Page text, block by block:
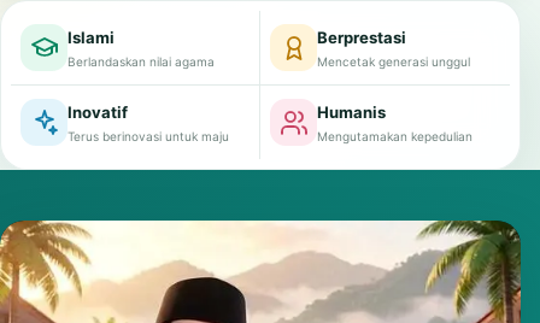
Islami
Berlandaskan nilai agama
Berprestasi
Mencetak generasi unggul
Inovatif
Terus berinovasi untuk maju
Humanis
Mengutamakan kepedulian